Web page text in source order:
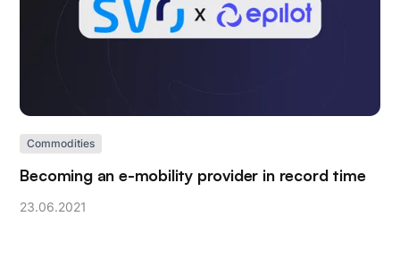
Commodities
Becoming an e-mobility provider in record time
23.06.2021